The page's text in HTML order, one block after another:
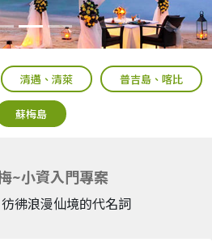
清邁、清萊 普吉島、喀比
蘇梅島
~小資入門專案
彿浪漫仙境的代名詞